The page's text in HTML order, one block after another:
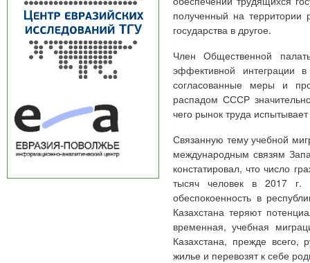
полученный на территории
государства в другое.
Член Общественной
эффективной интеграции
согласованные меры и
распадом СССР
чего рынок труда
Связанную тему учебной
международным связям
констатировал, что число
тысяч человек в 2017 г.
обеспокоенность в
Казахстана теряют
временная, учебная
Казахстана, прежде всего,
жилье и перевозят к себе